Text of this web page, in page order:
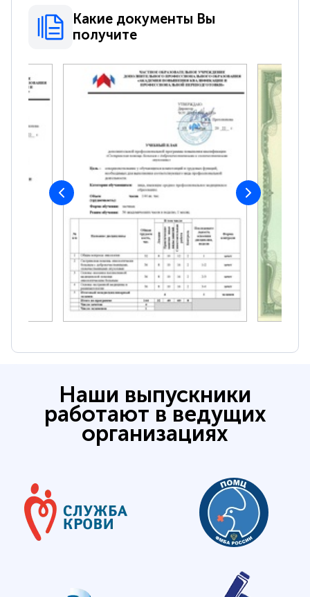
Какие документы Вы
получите
Наши выпускники
работают в ведущих
организациях